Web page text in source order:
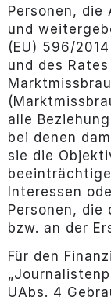
Personen, die
und
(EU) 596/
und des
alle
bei denen
sie die
Interessen
Personen,
bzw. an der
Für den
UAbs. 4